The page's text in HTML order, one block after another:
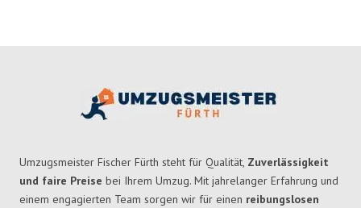
Umzugsmeister Fischer Fürth steht für Qualität, Zuverlässigkeit
und faire Preise bei Ihrem Umzug. Mit jahrelanger Erfahrung und
einem engagierten Team sorgen wir für einen reibungslosen